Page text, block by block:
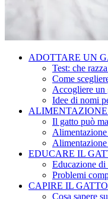
ADOTTARE UN
Test: che
Come
Accogliere un
Idee di nomi
Il gatto può
EDUCARE IL
Educazione di
Problemi
CAPIRE IL GATTO
Cosa sapere